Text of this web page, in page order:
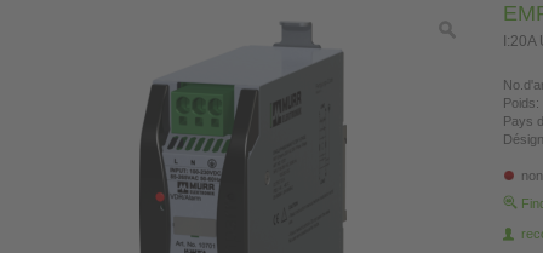
Poids:
Pays